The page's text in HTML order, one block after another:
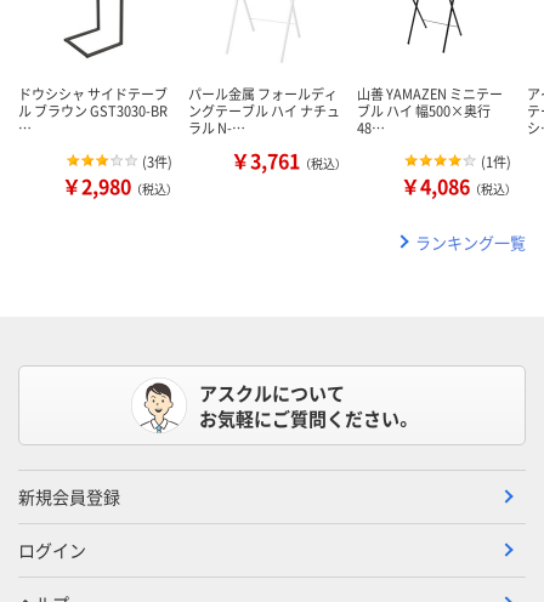
ドウシシャ サイドテーブ
ル ブラウン GST3030-BR
…
(3件)
￥2,980 （税込）
パール金属 フォールディ
ングテーブル ハイ ナチュ
ラル N-…
￥3,761 （税込）
山善 YAMAZEN ミニテー
ブル ハイ 幅500×奥行
48…
(1件)
￥4,086 （税込）
ランキング一覧
アスクルについて
お気軽にご質問ください。
新規会員登録
ログイン